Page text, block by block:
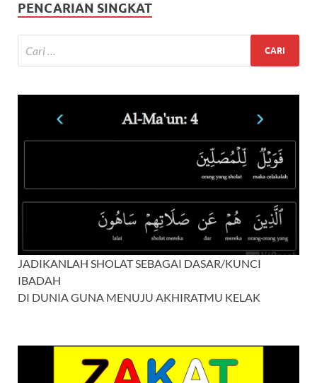
PENCARIAN SINGKAT
JADIKANLAH SHOLAT SEBAGAI DASAR/KUNCI
IBADAH
DI DUNIA GUNA MENUJU AKHIRATMU KELAK